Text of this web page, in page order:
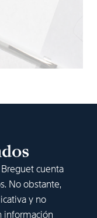
cuenta
No obstante,
y no
información